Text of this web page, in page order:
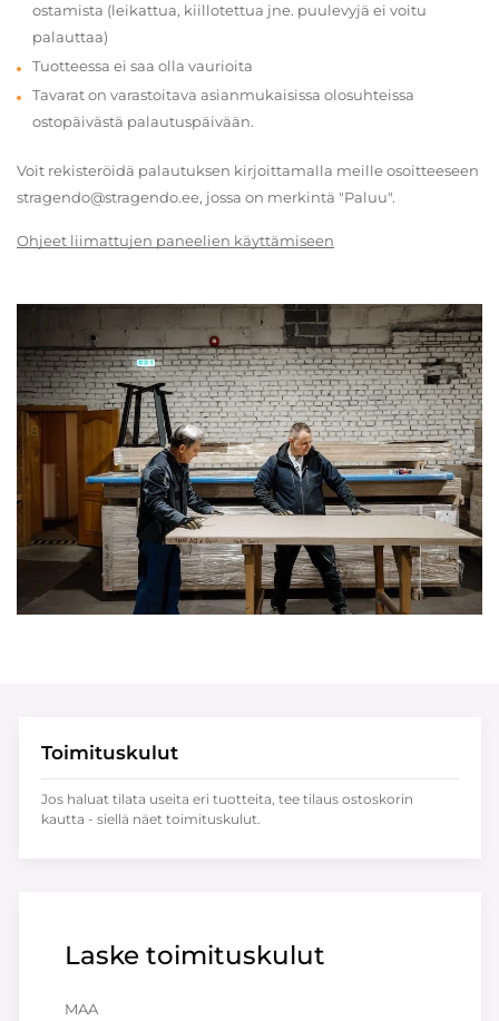
ostamista (leikattua, kiillotettua jne. puulevyjä ei voitu
palauttaa)
Tuotteessa ei saa olla vaurioita
Tavarat on varastoitava asianmukaisissa olosuhteissa
ostopäivästä palautuspäivään.
Voit rekisteröidä palautuksen kirjoittamalla meille osoitteeseen
stragendo@stragendo.ee, jossa on merkintä "Paluu".
Ohjeet liimattujen paneelien käyttämiseen
Laske toimituskulut
MAA
Toimituskulut
Jos haluat tilata useita eri tuotteita, tee tilaus ostoskorin
kautta - siellä näet toimituskulut.